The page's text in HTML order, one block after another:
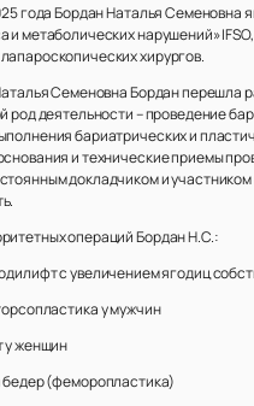
года Бордан Наталья Семеновна
и метаболических нарушений»
хирургов.
Семеновна Бордан перешла
род деятельности – проведение
бариатрических и
и технические приемы
докладчиком и
операций Бордан Н.С.:
с увеличением ягодиц
у мужчин
у женщин
бедер (феморопластика)